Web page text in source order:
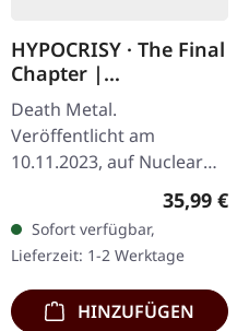
HYPOCRISY · The Final
Chapter |
TRANSPARENT BLUE
2LP
Death Metal.
Veröffentlicht am
10.11.2023, auf Nuclear
Blast Records. Limited
Transparent Blue 2LP.
Hypocrisy liefern mit „The
Final Chapter" ihren…
Regulärer
35,99 €
Sofort verfügbar,
Lieferzeit: 1-2 Werktage
HINZUFÜGEN